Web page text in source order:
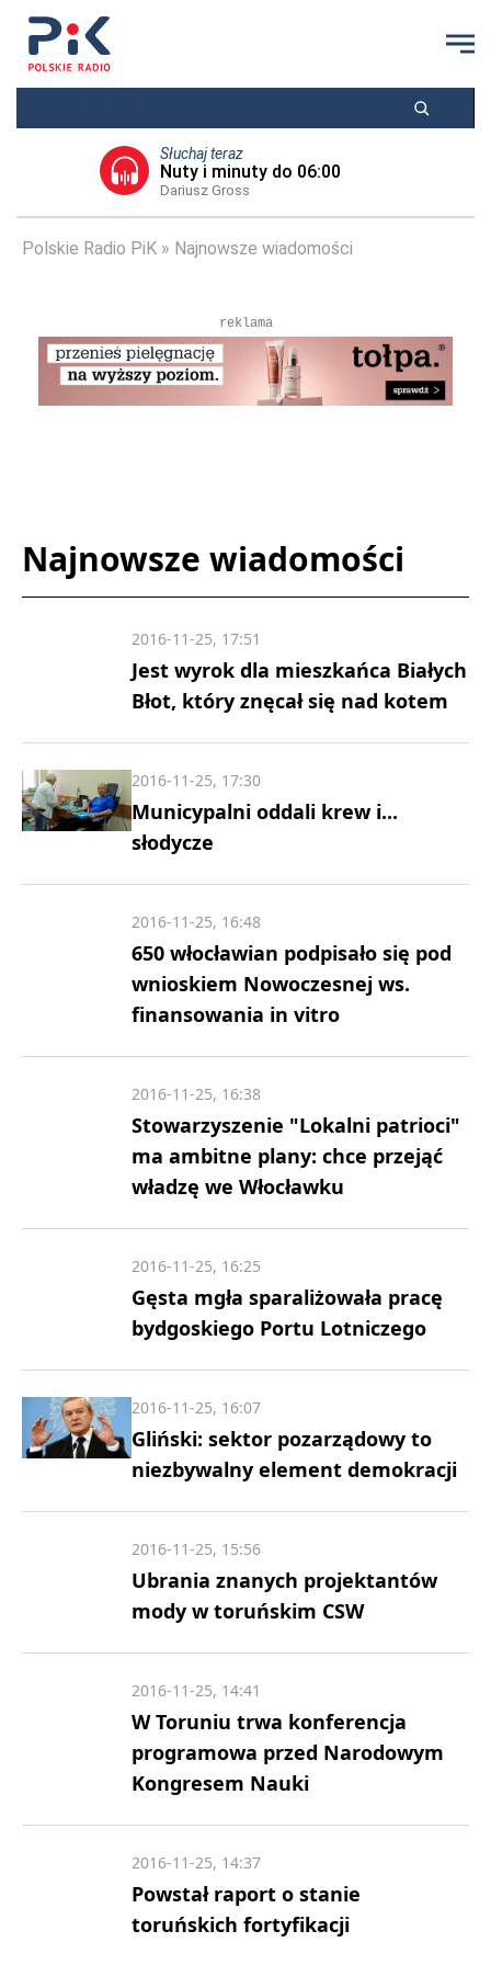
Słuchaj teraz
Nuty i minuty do 06:00
Dariusz Gross
Polskie Radio PiK Najnowsze wiadomości
reklama
Najnowsze wiadomości
Jest wyrok dla mieszkańca Białych
Błot, który znęcał się nad kotem
2016-11-25, 17:51
Municypalni oddali krew i...
słodycze
2016-11-25, 17:30
650 włocławian podpisało się pod
wnioskiem Nowoczesnej ws.
finansowania in vitro
2016-11-25, 16:48
Stowarzyszenie "Lokalni patrioci"
ma ambitne plany: chce przejąć
władzę we Włocławku
2016-11-25, 16:38
Gęsta mgła sparaliżowała pracę
bydgoskiego Portu Lotniczego
2016-11-25, 16:25
Gliński: sektor pozarządowy to
niezbywalny element demokracji
2016-11-25, 16:07
Ubrania znanych projektantów
mody w toruńskim CSW
2016-11-25, 15:56
W Toruniu trwa konferencja
programowa przed Narodowym
Kongresem Nauki
2016-11-25, 14:41
Powstał raport o stanie
toruńskich fortyfikacji
2016-11-25, 14:37